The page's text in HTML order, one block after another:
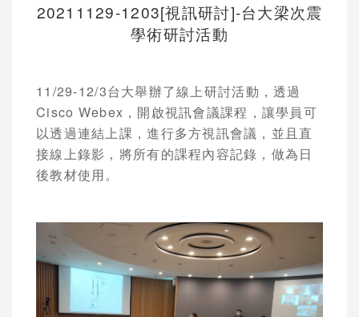
20211129-1203[視訊研討]-台大梁次震
學術研討活動
11/29-12/3台大舉辦了線上研討活動，透過
Cisco Webex ，開啟視訊會議課程，讓學員可
以透過連結上課，進行多方視訊會議，並且直
接線上錄影，將所有的課程內容記錄，做為日
後教材使用。